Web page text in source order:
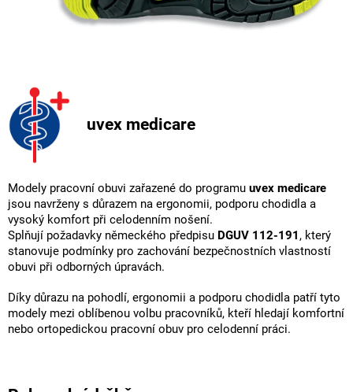
uvex medicare
Modely pracovní obuvi zařazené do programu uvex medicare
jsou navrženy s důrazem na ergonomii, podporu chodidla a
vysoký komfort při celodenním nošení.
Splňují požadavky německého předpisu DGUV 112-191 , který
stanovuje podmínky pro zachování bezpečnostních vlastností
obuvi při odborných úpravách.
Díky důrazu na pohodlí, ergonomii a podporu chodidla patří tyto
modely mezi oblíbenou volbu pracovníků, kteří hledají komfortní
nebo ortopedickou pracovní obuv pro celodenní práci.